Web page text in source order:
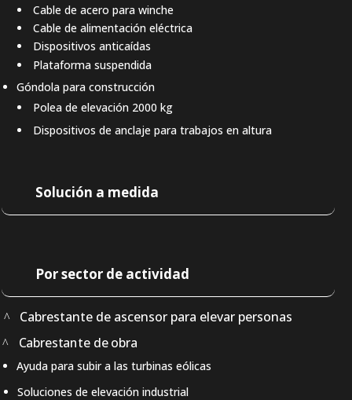
Cable de acero para winche
Cable de alimentación eléctrica
Dispositivos anticaídas
Plataforma suspendida
Góndola para construcción
Polea de elevación 2000 kg
Dispositivos de anclaje para trabajos en altura
Solución a medida
Por sector de actividad
Cabrestante de ascensor para elevar personas
Cabrestante de obra
Ayuda para subir a las turbinas eólicas
Soluciones de elevación industrial